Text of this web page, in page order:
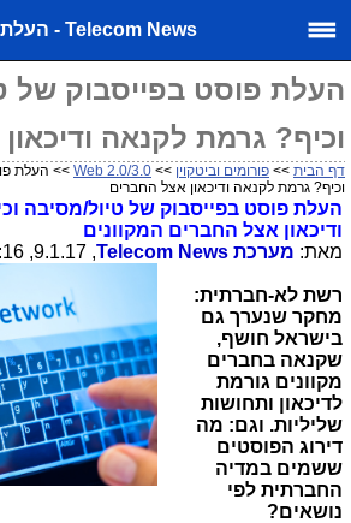
Telecom News - העלת פוסט בפ...
העלת פוסט בפייסבוק של
וכיף? גרמת לקנאה
דף הבית >> פורומים וביטקוין >>
Web 2.0/3.0 >> העלת
וכיף? גרמת לקנאה ודיכאון אצל החברים
העלת פוסט בפייסבוק של טיול/מסיבה
ודיכאון אצל החברים המקוונים
מאת: מערכת Telecom News
, 9.1.17, 21:16
רשת לא-חברתית:
מחקר שנערך גם
בישראל חושף,
שקנאה בחברים
מקוונים גורמת
לדיכאון ותחושות
שליליות. וגם: מה
דירוג הפוסטים
ששמים במדיה
החברתית לפי
נושאים?